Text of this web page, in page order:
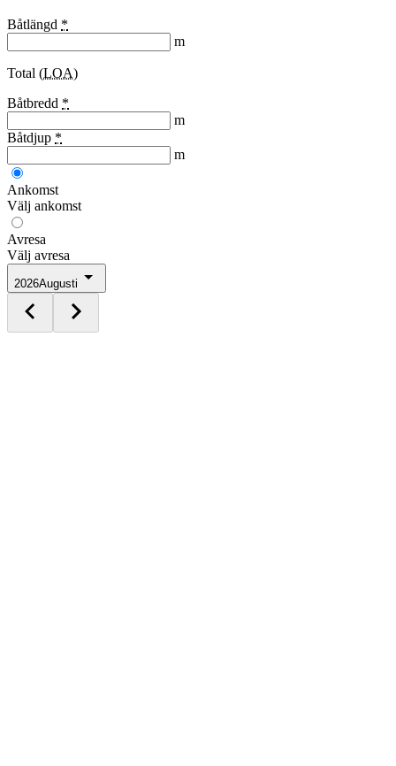
Båtlängd *
m
Total (LOA)
Båtbredd *
m
Båtdjup *
m
Ankomst
Välj ankomst
Avresa
Välj avresa
2026Augusti